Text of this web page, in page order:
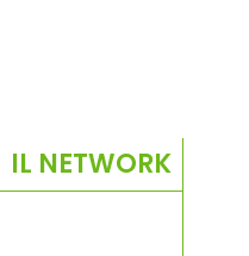
IL NETWORK